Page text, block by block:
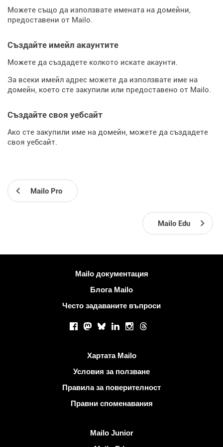
Можете също да използвате имената на домейни,
предоставени от Mailo.
Създайте имейл акаунтите
Можете да създадете колкото искате акаунти.
За всеки имейл адрес можете да използвате име на
домейн, което сте закупили или предоставено от Mailo.
Създайте своя уебсайт
Ако сте закупили име на домейн, можете да създадете
своя уебсайт.
Mailo Pro
Mailo Edu
Повече информацияMailo документация
Блога Mailo
Често задаваните въпроси
Facebook
Mastodon
BlueskyLinkedInInstagram
Threads
Хартата Mailo
Условия за ползване
Правила за поверителност
Правни споменавания
Mailo Junior